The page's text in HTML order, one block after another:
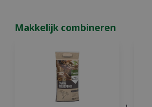
Makkelijk combineren